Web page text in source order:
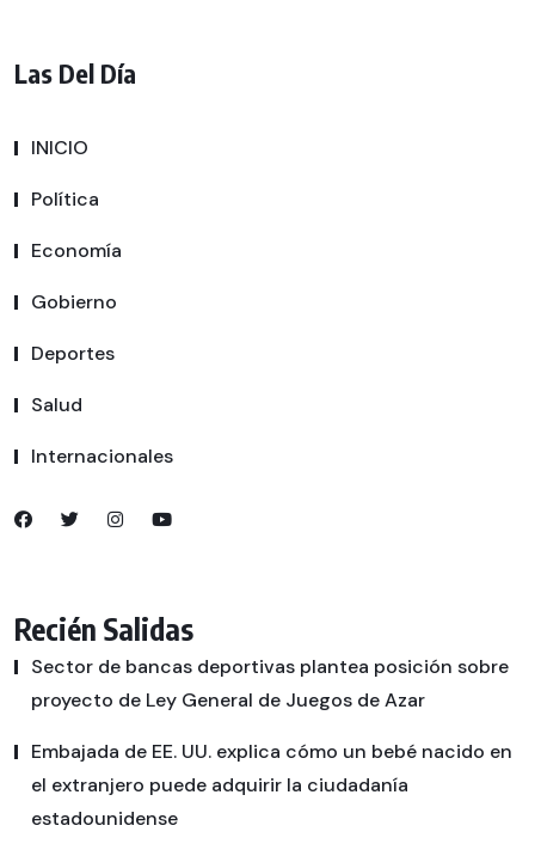
Las Del Día
INICIO
Política
Economía
Gobierno
Deportes
Salud
Internacionales
Recién Salidas
Sector de bancas deportivas plantea posición sobre
proyecto de Ley General de Juegos de Azar
Embajada de EE. UU. explica cómo un bebé nacido en
el extranjero puede adquirir la ciudadanía
estadounidense